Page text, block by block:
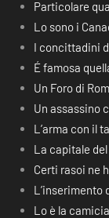
Particolare
Lo sono i
I concittadini
É famosa
Un Foro di
Un assassino
L’arma con il
La capitale del
Certi rasoi ne
L’inserimento
Lo è la